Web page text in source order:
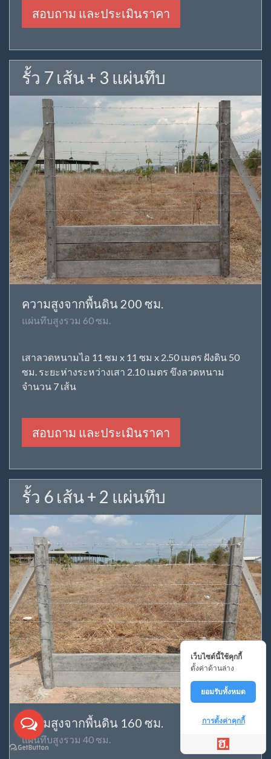
สอบถาม และประเมินราคา
รั้ว 7 เส้น + 3 แผ่นทึบ
ความสูงจากพื้นดิน 200 ซม.
แผ่นทึบสูงรวม 60 ซม.
เสาลวดหนามไอ 11 ซม x 11 ซม x 2.50 เมตร ฝังดิน 50
ซม. ระยะห่างระหว่างเสา 2.10 เมตร ขึงลวดหนาม
จำนวน 7 เส้น
สอบถาม และประเมินราคา
รั้ว 6 เส้น + 2 แผ่นทึบ
ความสูงจากพื้นดิน 160 ซม.
แผ่นทึบสูงรวม 40 ซม.
เว็บไซต์นี้ใช้คุกกี้
ตั้งค่าด้านล่าง
ยอมรับทั้งหมด
การตั้งค่าคุกกี้